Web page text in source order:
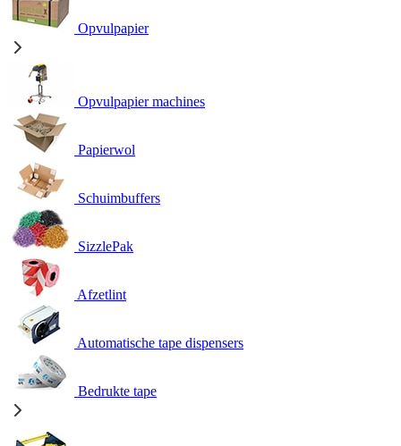
Opvulpapier
Opvulpapier machines
Papierwol
Schuimbuffers
SizzlePak
Afzetlint
Automatische tape dispensers
Bedrukte tape